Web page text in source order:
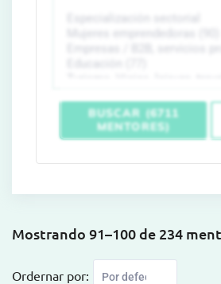
BUSCAR (6711
MENTORES)
Mostrando 91–100 de 234
Ordernar por: